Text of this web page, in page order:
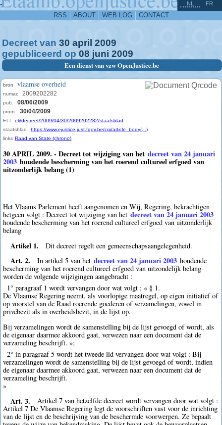
-
RSS ABOUT WEB LOG CONTACT
NL FR
Decreet van 30 april 2009
gepubliceerd op 08 juni 2009
Een dienst van vzw OpenJustice.be
bron vlaamse overheid
numac 2009202282
pub. 08/06/2009
prom. 30/04/2009
ELI
eli/decreet/2009/04/30/2009202282/staatsblad
staatsblad
https://www.ejustice.just.fgov.be/cgi/article_body(...)
links Raad van State (chrono)
30 APRIL 2009. - Decreet tot wijziging van het decreet van 24 januari
2003 houdende bescherming van het roerend cultureel erfgoed van
uitzonderlijk belang (1)
Het Vlaams Parlement heeft aangenomen en Wij, Regering, bekrachtigen
hetgeen volgt : Decreet tot wijziging van het decreet van 24 januari 2003
houdende bescherming van het roerend cultureel erfgoed van uitzonderlijk
belang
Artikel 1. Dit decreet regelt een gemeenschapsaangelegenheid.
Art. 2. In artikel 5 van het decreet van 24 januari 2003 houdende
bescherming van het roerend cultureel erfgoed van uitzondelijk belang
worden de volgende wijzigingen aangebracht :
1° paragraaf 1 wordt vervangen door wat volgt : « § 1.
De Vlaamse Regering neemt, als voorlopige maatregel, op eigen initiatief of
op voorstel van de Raad roerende goederen of verzamelingen, zowel in
privébezit als in overheidsbezit, in de lijst op.
Bij verzamelingen wordt de samenstelling bij de lijst gevoegd of wordt, als
de eigenaar daarmee akkoord gaat, verwezen naar een document dat de
verzameling beschrijft. »;
2° in paragraaf 5 wordt het tweede lid vervangen door wat volgt : Bij
verzamelingen wordt de samenstelling bij de lijst gevoegd of wordt, indien
de eigenaar daarmee akkoord gaat, verwezen naar een document dat de
verzameling beschrijft.
»
Art. 3.
Artikel 7 van hetzelfde decreet wordt vervangen door wat volgt :
Artikel 7 De Vlaamse Regering legt de voorschriften vast voor de inrichting
van de lijst en de beschrijving van de beschermde voorwerpen. Ze bepaalt
^